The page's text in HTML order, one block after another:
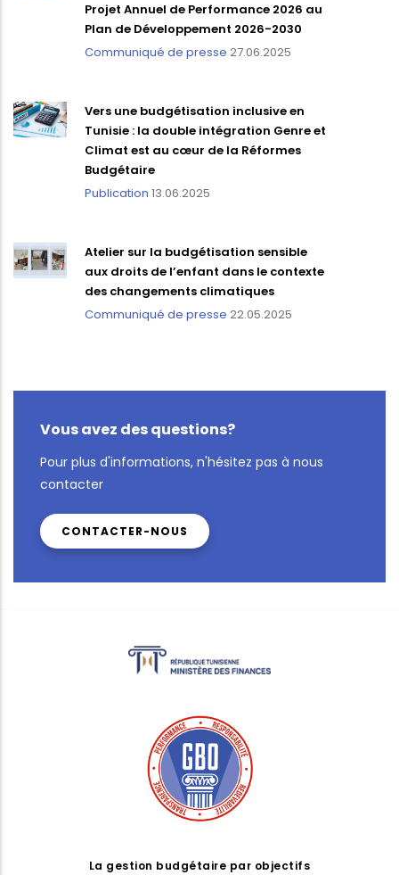
Projet Annuel de Performance 2026 au
Plan de Développement 2026-2030
Communiqué de presse 27.06.2025
Vers une budgétisation inclusive en
Tunisie : la double intégration Genre et
Climat est au cœur de la Réformes
Budgétaire
Publication 13.06.2025
Atelier sur la budgétisation sensible
aux droits de l’enfant dans le contexte
des changements climatiques
Communiqué de presse 22.05.2025
Vous avez des questions?
Pour plus d'informations, n'hésitez pas à nous
contacter
CONTACTER-NOUS
La gestion budgétaire par objectifs